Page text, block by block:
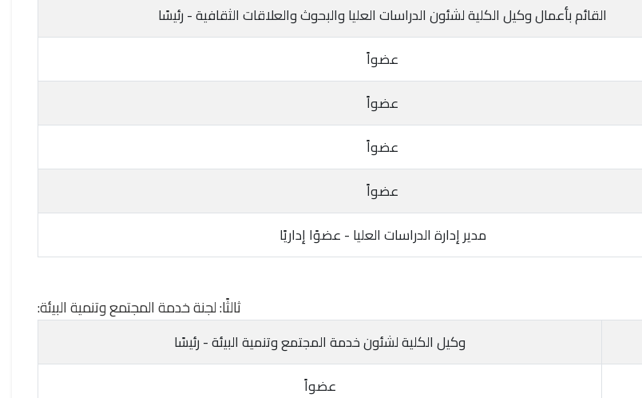
القائم بأعمال وكيل الكلية لشئون الدراسات العليا والبحوث والعلاقات الثقافية - رئيسًا
عضواً
عضواً
عضواً
عضواً
مدير إدارة الدراسات العليا - عضوًا إداريًا
ثالثًا: لجنة خدمة المجتمع وتنمية البيئة:
وكيل الكلية لشئون خدمة المجتمع وتنمية البيئة - رئيسًا
عضواً